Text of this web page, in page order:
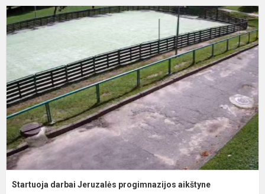
Startuoja darbai Jeruzalės progimnazijos aikštyne